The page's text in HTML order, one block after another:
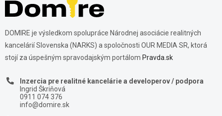
DOMIRE je výsledkom spolupráce Národnej asociácie realitných
kancelárií Slovenska (NARKS) a spoločnosti OUR MEDIA SR, ktorá
stojí za úspešným spravodajským portálom Pravda.sk
Inzercia pre realitné kancelárie a developerov / podpora
Ingrid Škriňová
0911 074 376
info@domire.sk